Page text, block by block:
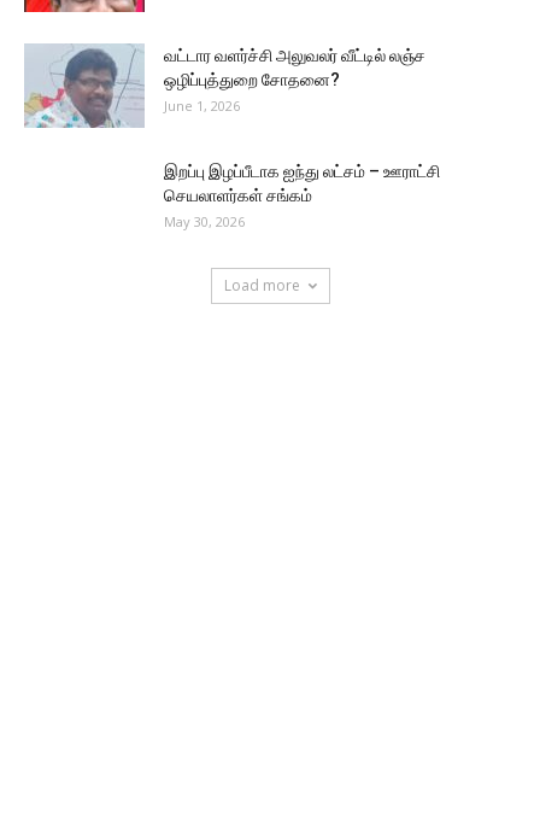
வட்டார வளர்ச்சி அலுவலர் வீட்டில் லஞ்ச
ஒழிப்புத்துறை சோதனை?
June 1, 2026
இறப்பு இழப்பீடாக ஐந்து லட்சம் – ஊராட்சி
செயலாளர்கள் சங்கம்
May 30, 2026
Load more